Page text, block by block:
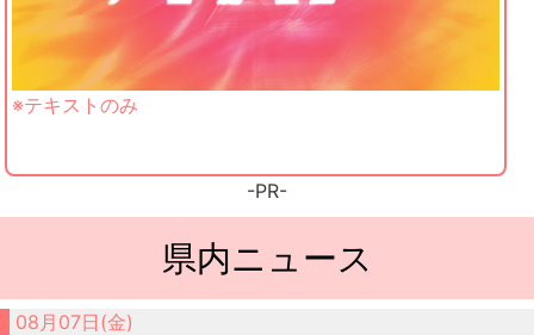
※テキストのみ
-PR-
県内ニュース
08月07日(金)